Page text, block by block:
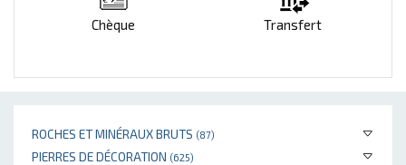
ROCHES ET MINÉRAUX BRUTS (87)
PIERRES DE DÉCORATION (625)
Chèque Transfert